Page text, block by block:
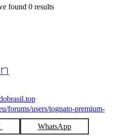
found 0 results
forums/users/tognato-premium-
WhatsApp